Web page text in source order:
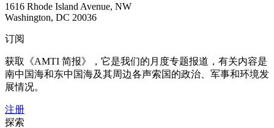
1616 Rhode Island Avenue, NW
Washington, DC 20036
订阅
获取《AMTI 简报》，它是我们的月度专题报道，有关内容是
南中国海和东中国海及其周边各声索国的政治、军事和环境发
展情况。
注册
探索